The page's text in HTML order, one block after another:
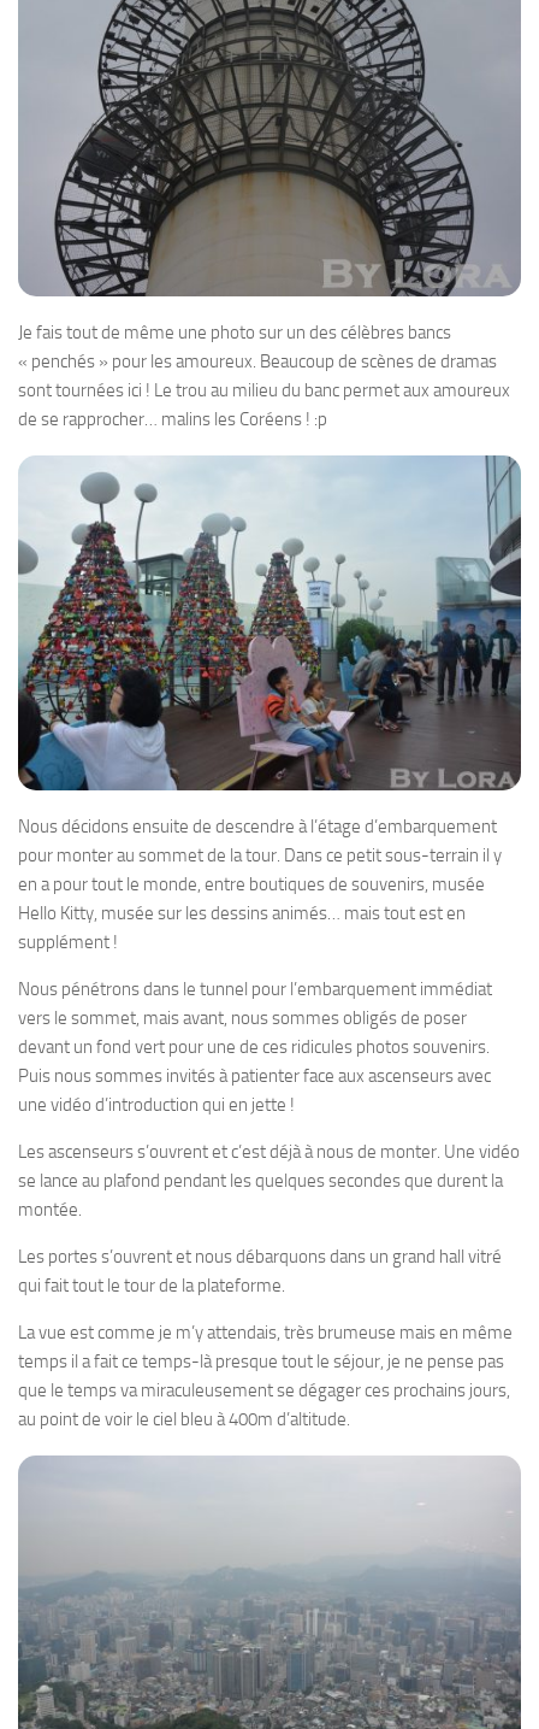
Je fais tout de même une photo sur un des célèbres bancs
« penchés » pour les amoureux. Beaucoup de scènes de dramas
sont tournées ici ! Le trou au milieu du banc permet aux amoureux
de se rapprocher… malins les Coréens ! :p
Nous décidons ensuite de descendre à l’étage d’embarquement
pour monter au sommet de la tour. Dans ce petit sous-terrain il y
en a pour tout le monde, entre boutiques de souvenirs, musée
Hello Kitty, musée sur les dessins animés… mais tout est en
supplément !
Nous pénétrons dans le tunnel pour l’embarquement immédiat
vers le sommet, mais avant, nous sommes obligés de poser
devant un fond vert pour une de ces ridicules photos souvenirs.
Puis nous sommes invités à patienter face aux ascenseurs avec
une vidéo d’introduction qui en jette !
Les ascenseurs s’ouvrent et c’est déjà à nous de monter. Une vidéo
se lance au plafond pendant les quelques secondes que durent la
montée.
Les portes s’ouvrent et nous débarquons dans un grand hall vitré
qui fait tout le tour de la plateforme.
La vue est comme je m’y attendais, très brumeuse mais en même
temps il a fait ce temps-là presque tout le séjour, je ne pense pas
que le temps va miraculeusement se dégager ces prochains jours,
au point de voir le ciel bleu à 400m d’altitude.